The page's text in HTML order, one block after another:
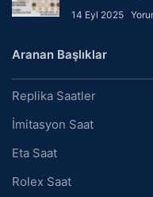
14 Eyl 2025
Aranan Başlıklar
Replika Saatler
İmitasyon Saat
Eta Saat
Rolex Saat